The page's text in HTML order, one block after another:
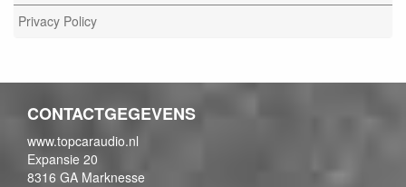
Privacy Policy
CONTACTGEGEVENS
www.topcaraudio.nl
Expansie 20
8316 GA Marknesse